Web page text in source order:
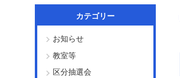
カテゴリー
お知らせ
教室等
区分抽選会